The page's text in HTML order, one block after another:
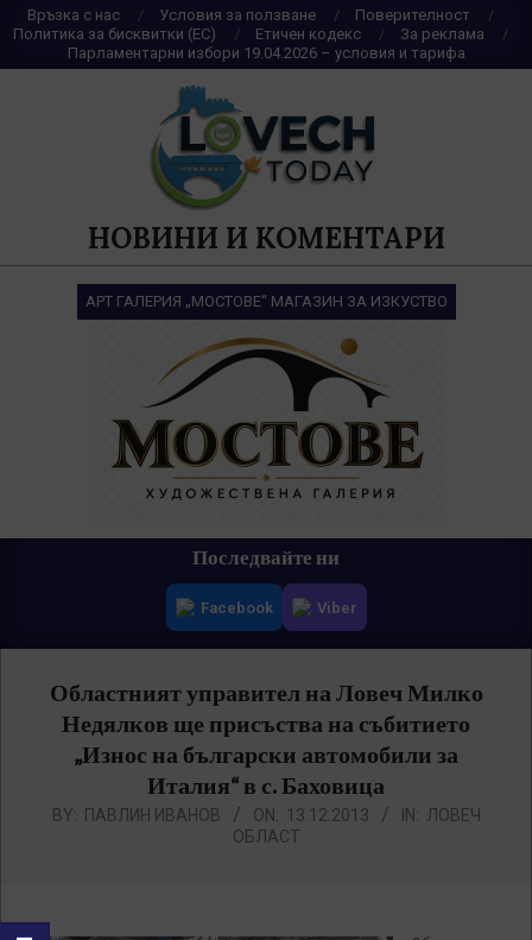
Skip
to
content
Връзка с нас Условия за ползване
Поверителност
Политика за бисквитки (ЕС)
Етичен кодекс
За реклама
Парламентарни избори 19.04.2026 – условия и тарифа
НОВИНИ И КОМЕНТАРИ
АРТ ГАЛЕРИЯ „МОСТОВЕ“ МАГАЗИН ЗА ИЗКУСТВО
Последвайте ни
Facebook Viber
Областният управител на Ловеч Милко
Недялков ще присъства на събитието
„Износ на български автомобили за
Италия“ в с. Баховица
BY: ПАВЛИН ИВАНОВ ON: 13.12.2013 IN: ЛОВЕЧ
ОБЛАСТ